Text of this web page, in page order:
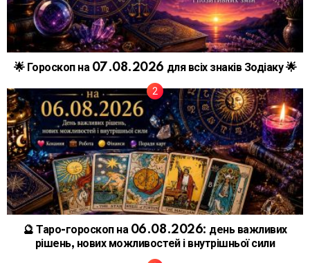
🌟 Гороскоп на 07.08.2026 для всіх знаків Зодіаку 🌟
🔮 Таро-гороскоп на 06.08.2026: день важливих
рішень, нових можливостей і внутрішньої сили